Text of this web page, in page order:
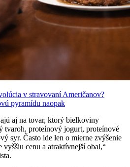
v stravovaní Američanov?
pyramídu naopak
aj na tovar, ktorý bielkoviny
tvaroh, proteínový jogurt, proteínové
syr. Často ide len o mierne zvýšenie
cenu a atraktívnejší obal,“